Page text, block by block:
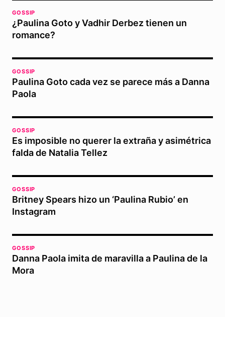
GOSSIP
¿Paulina Goto y Vadhir Derbez tienen un
romance?
GOSSIP
Paulina Goto cada vez se parece más a Danna
Paola
GOSSIP
Es imposible no querer la extraña y asimétrica
falda de Natalia Tellez
GOSSIP
Britney Spears hizo un ‘Paulina Rubio’ en
Instagram
GOSSIP
Danna Paola imita de maravilla a Paulina de la
Mora